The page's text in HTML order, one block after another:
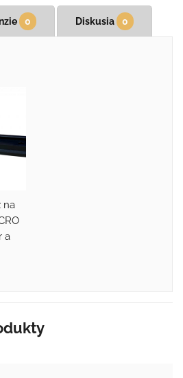
0 Diskusia 0
na
a